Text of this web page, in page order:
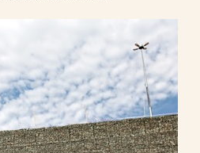
INSCRIPTION